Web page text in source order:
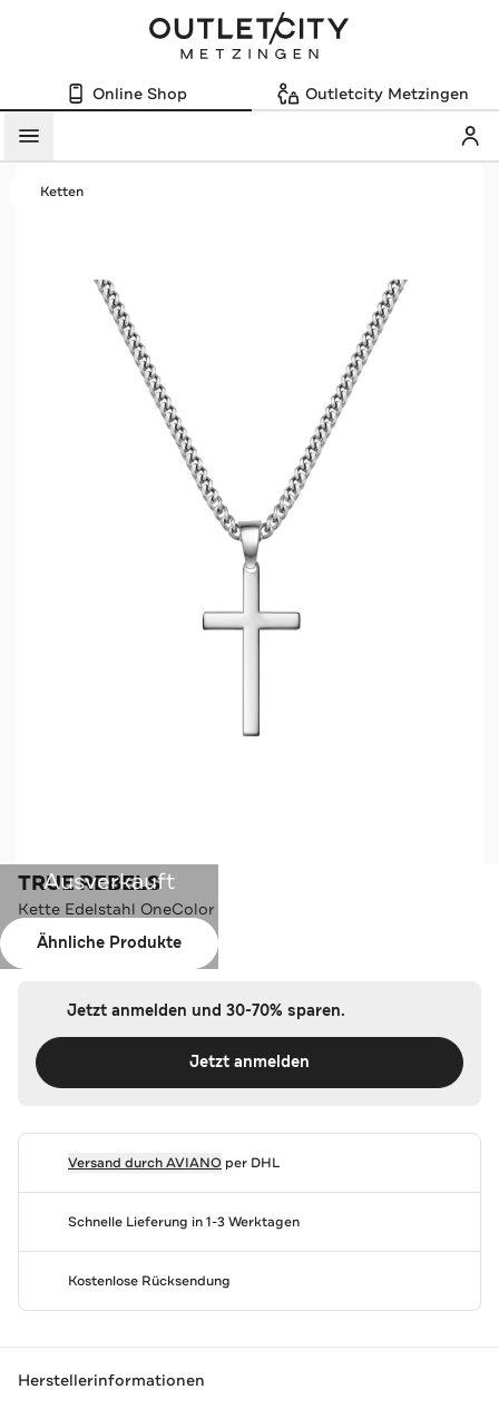
Online Shop Outletcity Metzingen
Menü
Ketten
Ausverkauft
Ähnliche Produkte
TRUE REBELS
Kette Edelstahl OneColor
Farbe:OneColor
Jetzt anmelden und 30-70% sparen.
Jetzt anmelden
Versand durchAVIANOper DHL
Schnelle Lieferung in 1-3 Werktagen
Kostenlose Rücksendung
Herstellerinformationen